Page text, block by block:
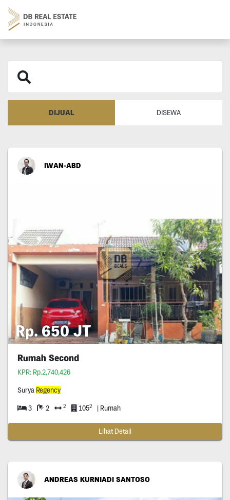
DIJUAL DISEWA
IWAN-ABD
Rp. 650 JT
Rumah Second
KPR: Rp.2,740,426
Surya Regency
3 2 2 1052 | Rumah
Lihat Detail
ANDREAS KURNIADI SANTOSO